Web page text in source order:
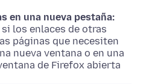
en una nueva pestaña:
los enlaces de otras
páginas que necesiten
nueva ventana o en una
de Firefox abierta